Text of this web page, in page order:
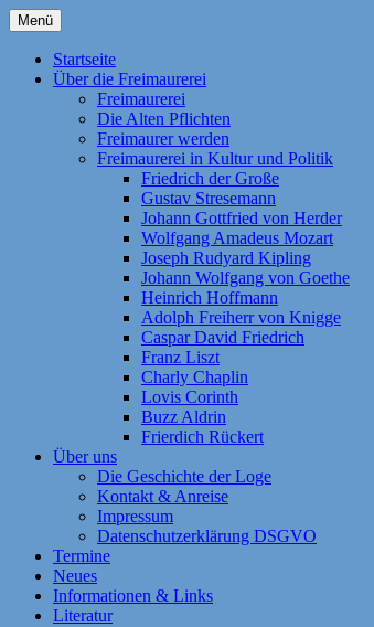
Zum
Inhalt
springen
Freimaurerloge
National-Mutterloge "Zu den
und Antworten | Die Alten
Idealen „Freiheit, Gleichheit,
Menü
Startseite
Über die Freimaurerei
Freimaurerei
Die Alten Pflichten
Freimaurer werden
Freimaurerei in Kultur und Politik
Friedrich der Große
Gustav Stresemann
Johann Gottfried von Herder
Wolfgang Amadeus Mozart
Joseph Rudyard Kipling
Johann Wolfgang von Goethe
Heinrich Hoffmann
Adolph Freiherr von Knigge
Caspar David Friedrich
Franz Liszt
Charly Chaplin
Lovis Corinth
Buzz Aldrin
Frierdich Rückert
Über uns
Die Geschichte der Loge
Kontakt & Anreise
Impressum
Datenschutzerklärung DSGVO
Termine
Neues
Informationen & Links
Literatur